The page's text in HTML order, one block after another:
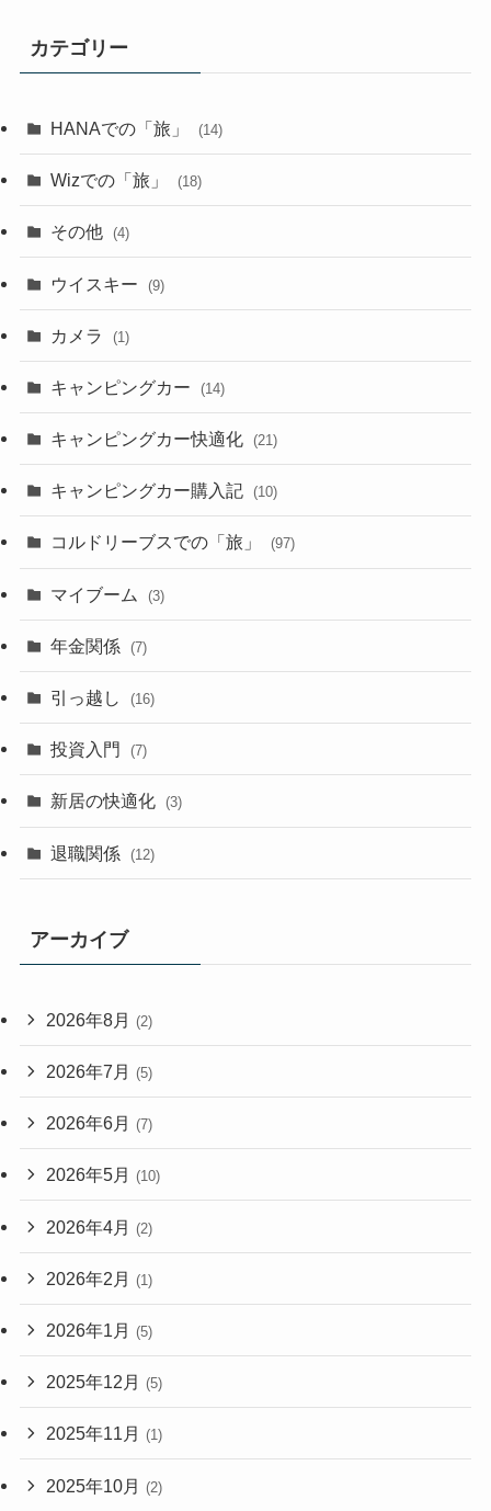
カテゴリー
HANAでの「旅」 (14)
Wizでの「旅」 (18)
その他 (4)
ウイスキー (9)
カメラ (1)
キャンピングカー (14)
キャンピングカー快適化 (21)
キャンピングカー購入記 (10)
コルドリーブスでの「旅」 (97)
マイブーム (3)
年金関係 (7)
引っ越し (16)
投資入門 (7)
新居の快適化 (3)
退職関係 (12)
アーカイブ
2026年8月 (2)
2026年7月 (5)
2026年6月 (7)
2026年5月 (10)
2026年4月 (2)
2026年2月 (1)
2026年1月 (5)
2025年12月 (5)
2025年11月 (1)
2025年10月 (2)